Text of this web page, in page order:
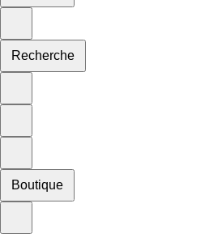
Recherche
Boutique